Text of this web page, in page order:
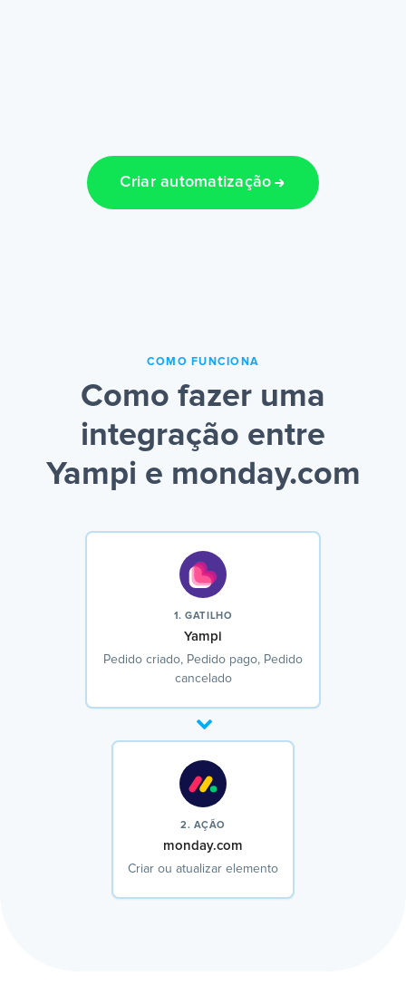
Criar automatização
COMO FUNCIONA
Como fazer uma
integração entre
Yampi e monday.com
1. GATILHO
Yampi
Pedido criado, Pedido pago, Pedido
cancelado
2. AÇÃO
monday.com
Criar ou atualizar elemento